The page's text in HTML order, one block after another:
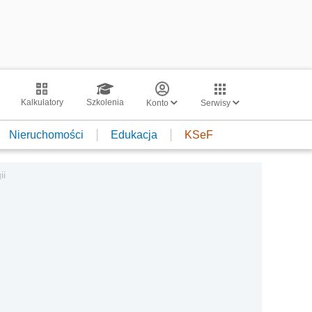
Kalkulatory Szkolenia Konto Serwisy
Nieruchomości Edukacja KSeF